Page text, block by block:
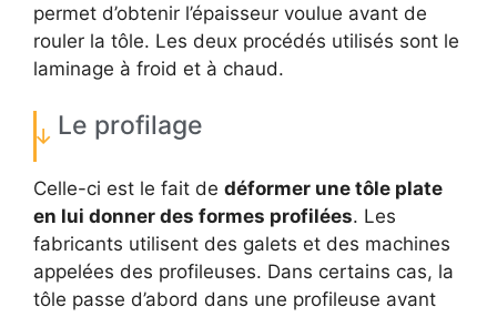
permet d’obtenir l’épaisseur voulue avant de
rouler la tôle. Les deux procédés utilisés sont le
laminage à froid et à chaud.
Le profilage
Celle-ci est le fait de déformer une tôle plate
en lui donner des formes profilées. Les
fabricants utilisent des galets et des machines
appelées des profileuses. Dans certains cas, la
tôle passe d’abord dans une profileuse avant